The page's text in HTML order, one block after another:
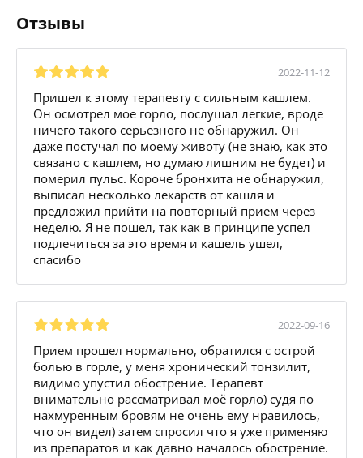
Отзывы
2022-11-12
Пришел к этому терапевту с сильным кашлем.
Он осмотрел мое горло, послушал легкие, вроде
ничего такого серьезного не обнаружил. Он
даже постучал по моему животу (не знаю, как это
связано с кашлем, но думаю лишним не будет) и
померил пульс. Короче бронхита не обнаружил,
выписал несколько лекарств от кашля и
предложил прийти на повторный прием через
неделю. Я не пошел, так как в принципе успел
подлечиться за это время и кашель ушел,
спасибо
2022-09-16
Прием прошел нормально, обратился с острой
болью в горле, у меня хронический тонзилит,
видимо упустил обострение. Терапевт
внимательно рассматривал моё горло) судя по
нахмуренным бровям не очень ему нравилось,
что он видел) затем спросил что я уже применяю
из препаратов и как давно началось обострение.